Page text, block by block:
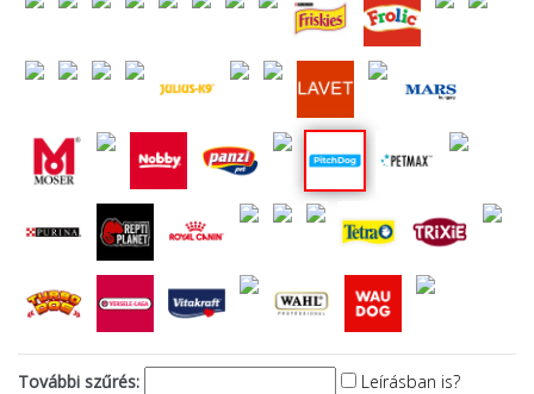
További szűrés: Leírásban is?